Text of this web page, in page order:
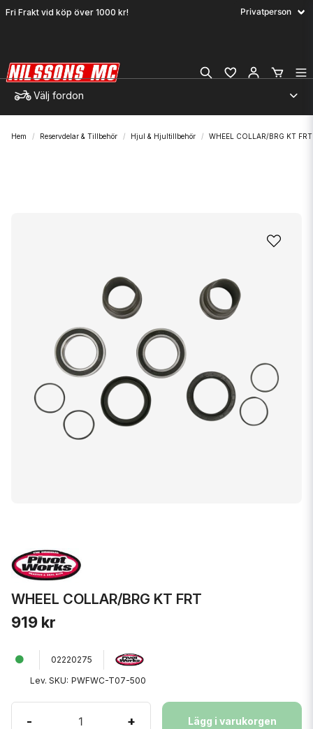
Fri Frakt vid köp över 1000 kr!
Välj fordon
Hem Reservdelar & Tillbehör Hjul & Hjultillbehör WHEEL COLLAR/BRG KT FRT
WHEEL COLLAR/BRG KT FRT
919 kr
02220275
Lev. SKU: PWFWC-T07-500
- + Lägg i varukorgen